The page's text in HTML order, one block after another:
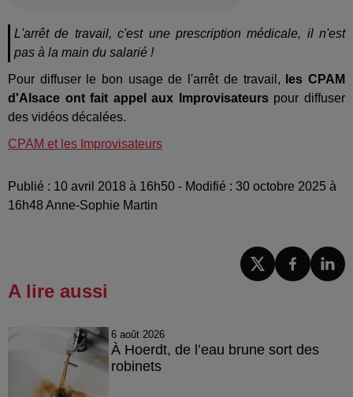
L'arrêt de travail, c'est une prescription médicale, il n'est
pas à la main du salarié !
Pour diffuser le bon usage de l'arrêt de travail,
les CPAM
d'Alsace ont fait appel aux Improvisateurspour diffuser
des vidéos décalées.
CPAM et les Improvisateurs
Publié : 10 avril 2018 à 16h50 - Modifié : 30 octobre 2025 à
16h48 Anne-Sophie Martin
A lire aussi
6 août 2026
À Hoerdt, de l’eau brune sort des
robinets